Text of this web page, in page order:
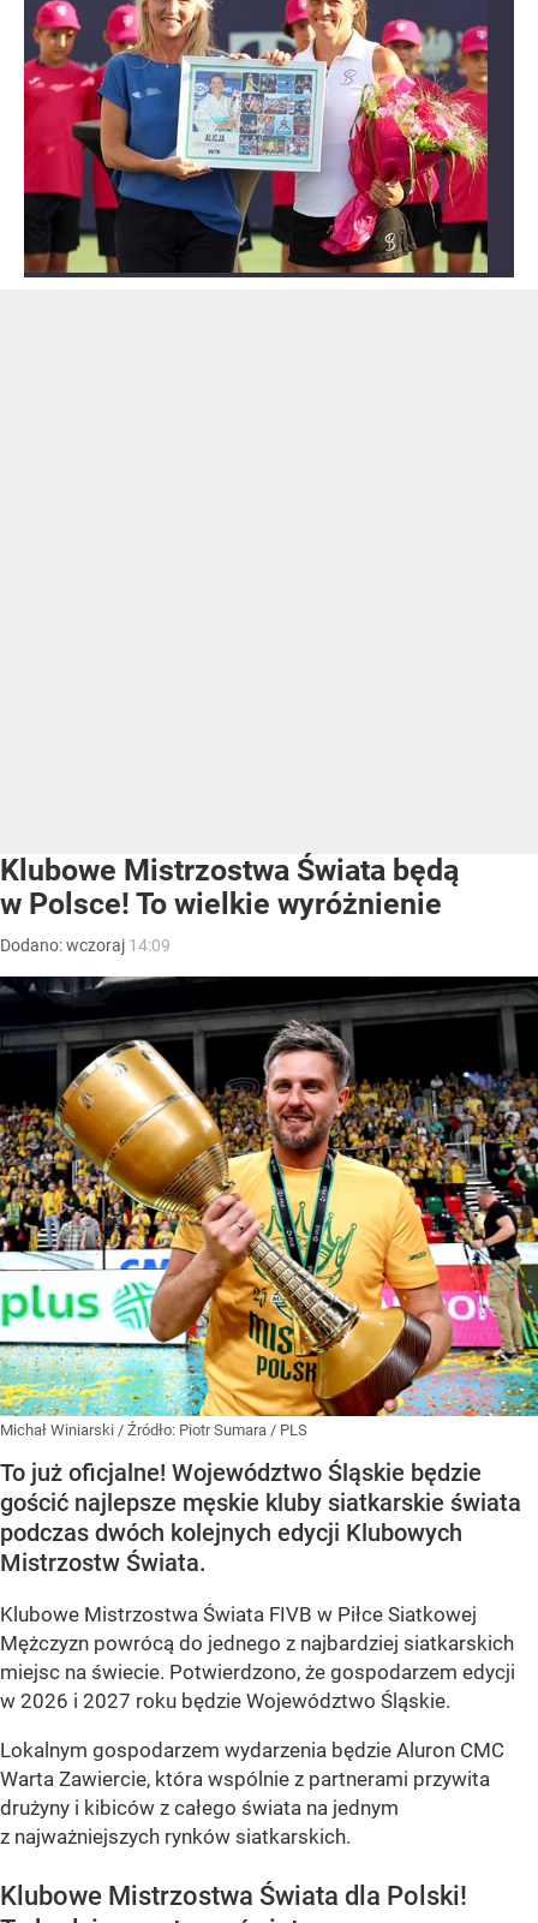
Klubowe Mistrzostwa Świata będą
w Polsce! To wielkie wyróżnienie
Dodano:wczoraj 14:09
Michał Winiarski / Źródło: Piotr Sumara / PLS
To już oficjalne! Województwo Śląskie będzie
gościć najlepsze męskie kluby siatkarskie świata
podczas dwóch kolejnych edycji Klubowych
Mistrzostw Świata.
Klubowe Mistrzostwa Świata FIVB w Piłce Siatkowej
Mężczyzn powrócą do jednego z najbardziej siatkarskich
miejsc na świecie. Potwierdzono, że gospodarzem edycji
w 2026 i 2027 roku będzie Województwo Śląskie.
Lokalnym gospodarzem wydarzenia będzie Aluron CMC
Warta Zawiercie, która wspólnie z partnerami przywita
drużyny i kibiców z całego świata na jednym
z najważniejszych rynków siatkarskich.
Klubowe Mistrzostwa Świata dla Polski!